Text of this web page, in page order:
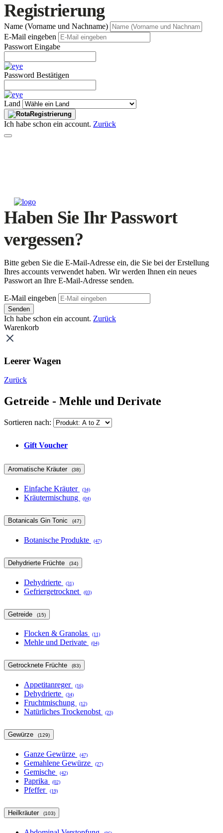
Registrierung
Name (Vorname und Nachname)
E-Mail eingeben
Passwort Eingabe
Password Bestätigen
Land
Registrierung
Ich habe schon ein account. Zurück
Haben Sie Ihr Passwort
vergessen?
Bitte geben Sie die E-Mail-Adresse ein, die Sie bei der Erstellung
Ihres accounts verwendet haben. Wir werden Ihnen ein neues
Passwort an Ihre E-Mail-Adresse senden.
E-Mail eingeben
Senden
Ich habe schon ein account. Zurück
Warenkorb
Leerer Wagen
Zurück
Getreide - Mehle und Derivate
Sortieren nach:
Gift Voucher
Aromatische Kräuter (38)
Einfache Kräuter (34)
Kräutermischung (04)
Botanicals Gin Tonic (47)
Botanische Produkte (47)
Dehydrierte Früchte (34)
Dehydrierte (31)
Gefriergetrocknet (03)
Getreide (15)
Flocken & Granolas (11)
Mehle und Derivate (04)
Getrocknete Früchte (83)
Appetitanreger (16)
Dehydrierte (34)
Fruchtmischung (12)
Natürliches Trockenobst (23)
Gewürze (129)
Ganze Gewürze (47)
Gemahlene Gewürze (27)
Gemische (42)
Paprika (02)
Pfeffer (19)
Heilkräuter (103)